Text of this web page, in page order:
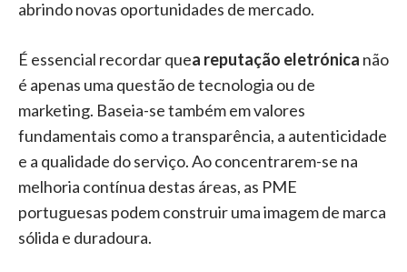
abrindo novas oportunidades de mercado.
É essencial recordar quea reputação eletrónica não
é apenas uma questão de tecnologia ou de
marketing. Baseia-se também em valores
fundamentais como a transparência, a autenticidade
e a qualidade do serviço. Ao concentrarem-se na
melhoria contínua destas áreas, as PME
portuguesas podem construir uma imagem de marca
sólida e duradoura.